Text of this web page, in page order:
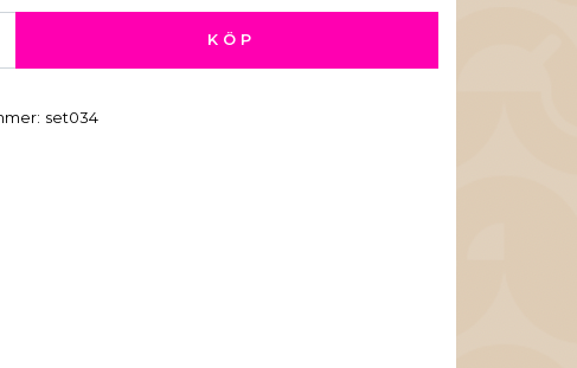
KÖP
set034